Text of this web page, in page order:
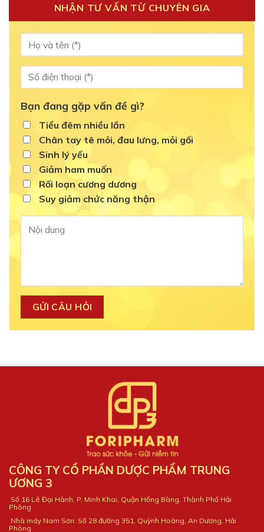
NHẬN TƯ VẤN TỪ CHUYÊN GIA
Bạn đang gặp vấn đề gì?
Tiểu đêm nhiều lần
Chân tay tê mỏi, đau lưng, mỏi gối
Sinh lý yếu
Giảm ham muốn
Rối loạn cương dương
Suy giảm chức năng thận
CÔNG TY CỔ PHẦN DƯỢC PHẨM TRUNG
ƯƠNG 3
Số 16 Lê Đại Hành, P. Minh Khai, Quận Hồng Bàng, Thành Phố Hải
Phòng
Nhà máy Nam Sơn: Số 28 đường 351, Quỳnh Hoàng, An Dương, Hải
Phòng